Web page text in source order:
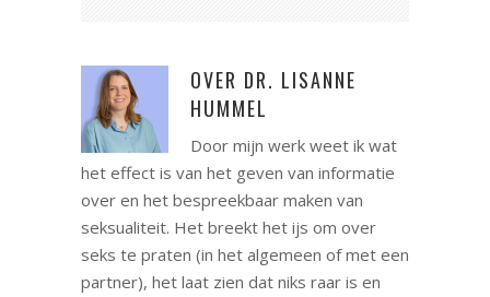
OVER DR. LISANNE
HUMMEL
Door mijn werk weet ik wat
het effect is van het geven van informatie
over en het bespreekbaar maken van
seksualiteit. Het breekt het ijs om over
seks te praten (in het algemeen of met een
partner), het laat zien dat niks raar is en